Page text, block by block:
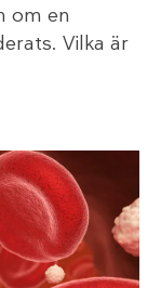
om en
Vilka är